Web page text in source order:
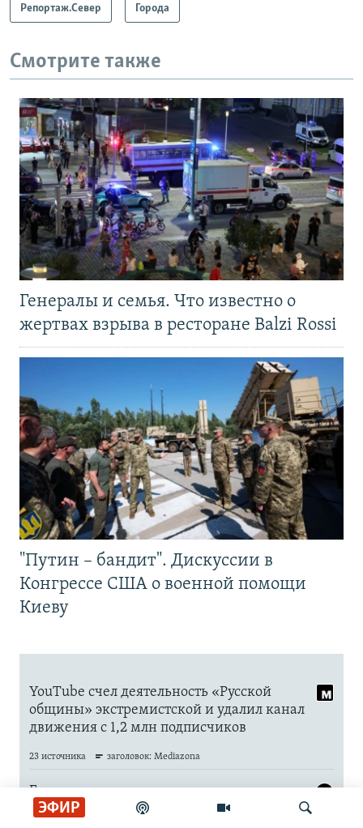
ЭФИР
Репортаж.Север Города
Смотрите также
Генералы и семья. Что известно о
жертвах взрыва в ресторане Balzi Rossi
"Путин – бандит". Дискуссии в
Конгрессе США о военной помощи
Киеву